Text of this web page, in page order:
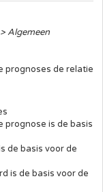
Algemeen
prognoses de relatie
prognose is de basis
de basis voor de
is de basis voor de